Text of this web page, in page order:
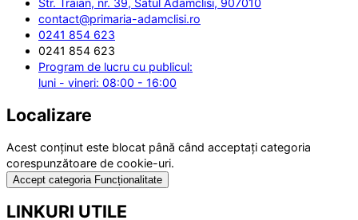
Str. Traian, nr. 39, Satul Adamclisi, 907010
contact@primaria-adamclisi.ro
0241 854 623
0241 854 623
Program de lucru cu publicul:
luni - vineri: 08:00 - 16:00
Localizare
Acest conținut este blocat până când acceptați categoria
corespunzătoare de cookie-uri.
Accept categoria Funcționalitate
LINKURI UTILE